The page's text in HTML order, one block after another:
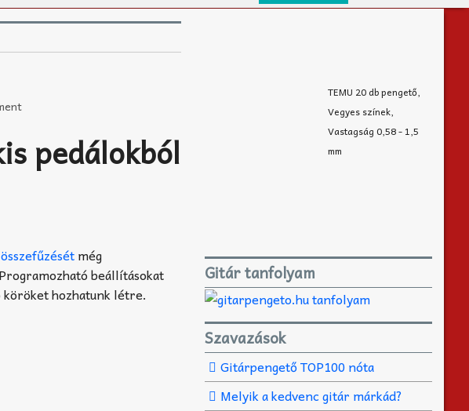
pedálokból
összefűzésétmég
beállításokat
hozhatunk létre.
TEMU 20 db pengető,
Vegyes színek,
Vastagság 0,58 - 1,5
mm
Gitár tanfolyam
Szavazások
Gitárpengető TOP100 nóta
Melyik a kedvenc gitár márkád?